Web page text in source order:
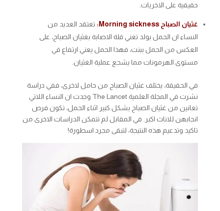
حقيقية على الاخريات.
غثيان الصباح Morning sickness:
تعتقد العديد من
النساء ان الحمل بولد تعني قلة الاصابة بغثيان الصباح، على
العكس من الحمل ببنت، فهذا الحمل يعني ارتفاع في
مستوى الهرمونات مما يشجع عملية الغثيان.
في الحقيقة، يختلف غثيان الصباح من حامل لاخرى، ففي دراسة
نشرت في المجلة العلمية The Lancet وجدت ان النساء اللاتي
تعانين من غثيان الصباح بشكل كبير اثناء الحمل، تكون فرص
انجابهن للاناث اكبر. في المقابل لم تتمكن الدراسات الاخرى من
تاكيد وتدعيم هذه النتيجة، لتبقى مجرد اسطورة!